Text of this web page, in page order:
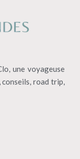
une voyageuse
road trip,